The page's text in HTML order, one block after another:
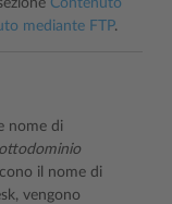
Contenuto
mediante FTP.
nome di
il nome di
vengono